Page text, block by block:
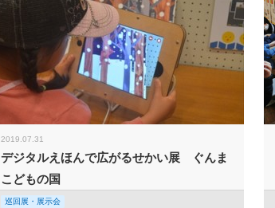
2019.07.31
デジタルえほんで広がるせかい展 ぐんま
こどもの国
巡回展・展示会